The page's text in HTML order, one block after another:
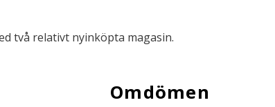
två relativt nyinköpta magasin.
Omdömen